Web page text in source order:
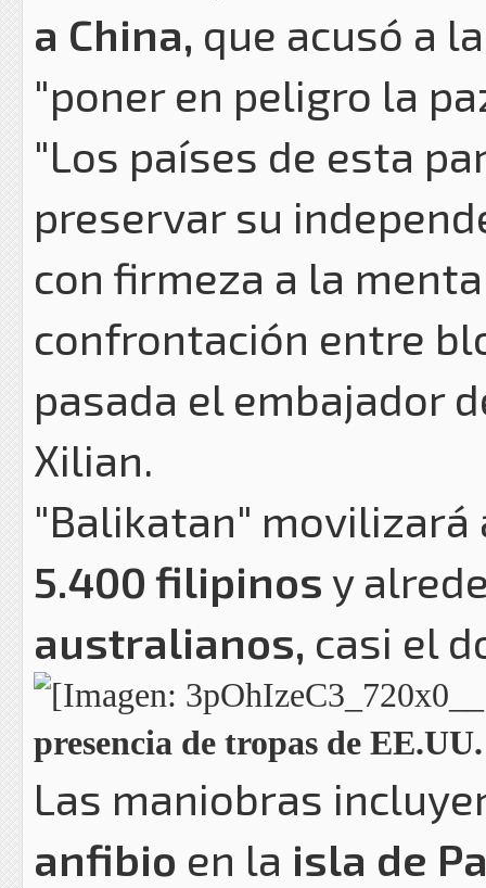
a China, que acusó a
"poner en peligro la
"Los países de esta
preservar su
con firmeza a la
confrontación entre
pasada el embajador
Xilian.
"Balikatan" movilizará
5.400 filipinos y
australianos, casi el
presencia de tropas de
Las maniobras
anfibio en la isla de